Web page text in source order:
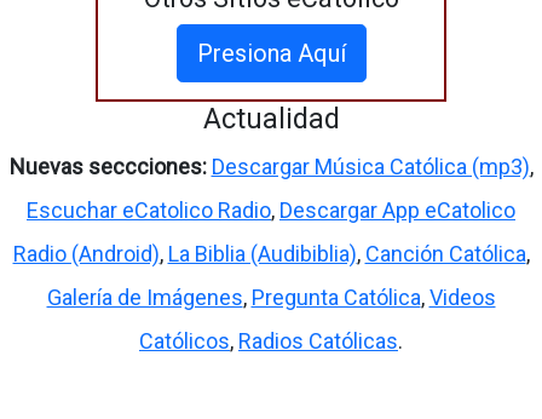
Presiona Aquí
Actualidad
Nuevas seccciones: Descargar Música Católica (mp3),
Escuchar eCatolico Radio, Descargar App eCatolico
Radio (Android), La Biblia (Audibiblia), Canción Católica,
Galería de Imágenes, Pregunta Católica,Videos
Católicos, Radios Católicas.